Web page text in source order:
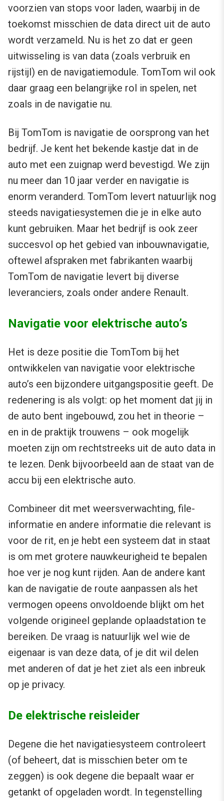
voorzien van stops voor laden, waarbij in de
toekomst misschien de data direct uit de auto
wordt verzameld. Nu is het zo dat er geen
uitwisseling is van data (zoals verbruik en
rijstijl) en de navigatiemodule. TomTom wil ook
daar graag een belangrijke rol in spelen, net
zoals in de navigatie nu.
Bij TomTom is navigatie de oorsprong van het
bedrijf. Je kent het bekende kastje dat in de
auto met een zuignap werd bevestigd. We zijn
nu meer dan 10 jaar verder en navigatie is
enorm veranderd. TomTom levert natuurlijk nog
steeds navigatiesystemen die je in elke auto
kunt gebruiken. Maar het bedrijf is ook zeer
succesvol op het gebied van inbouwnavigatie,
oftewel afspraken met fabrikanten waarbij
TomTom de navigatie levert bij diverse
leveranciers, zoals onder andere Renault.
Navigatie voor elektrische auto’s
Het is deze positie die TomTom bij het
ontwikkelen van navigatie voor elektrische
auto’s een bijzondere uitgangspositie geeft. De
redenering is als volgt: op het moment dat jij in
de auto bent ingebouwd, zou het in theorie –
en in de praktijk trouwens – ook mogelijk
moeten zijn om rechtstreeks uit de auto data in
te lezen. Denk bijvoorbeeld aan de staat van de
accu bij een elektrische auto.
Combineer dit met weersverwachting, file-
informatie en andere informatie die relevant is
voor de rit, en je hebt een systeem dat in staat
is om met grotere nauwkeurigheid te bepalen
hoe ver je nog kunt rijden. Aan de andere kant
kan de navigatie de route aanpassen als het
vermogen opeens onvoldoende blijkt om het
volgende origineel geplande oplaadstation te
bereiken. De vraag is natuurlijk wel wie de
eigenaar is van deze data, of je dit wil delen
met anderen of dat je het ziet als een inbreuk
op je privacy.
De elektrische reisleider
Degene die het navigatiesysteem controleert
(of beheert, dat is misschien beter om te
zeggen) is ook degene die bepaalt waar er
getankt of opgeladen wordt. In tegenstelling